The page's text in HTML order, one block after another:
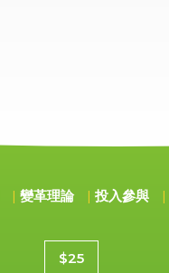
變革理論 投入參與
捐款金額
$25